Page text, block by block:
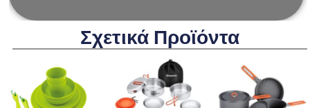
Σχετικά Προϊόντα